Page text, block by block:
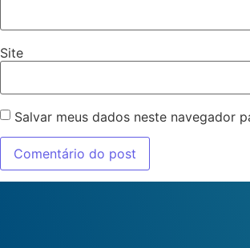
Site
Salvar meus dados neste navegador